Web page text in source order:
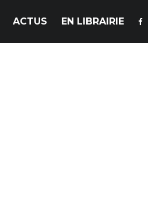
ACTUS EN LIBRAIRIE